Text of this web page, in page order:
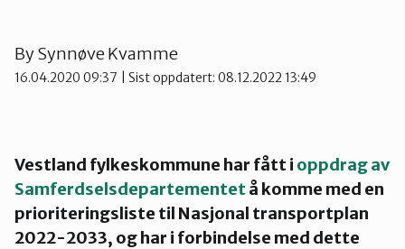
BySynnøve Kvamme
16.04.2020 09:37 | Sist oppdatert: 08.12.2022 13:49
Vestland fylkeskommune har fått i oppdrag av
Samferdselsdepartementetå komme med en
prioriteringsliste til Nasjonal transportplan
2022-2033, og har i forbindelse med dette